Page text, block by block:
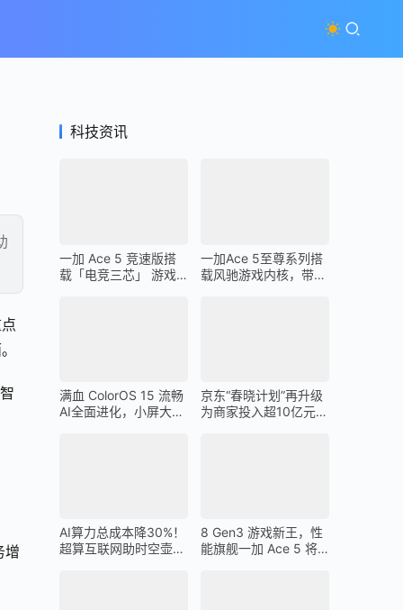
增
科技资讯
一加 Ace 5 竞速版搭
载「电竞三芯」 游戏
一加Ace 5至尊系列搭
载风驰游戏内核，带来
满血 ColorOS 15 流畅
AI全面进化，小屏大魔
京东“春晓计划”再升级
为商家投入超10亿元广
AI算力总成本降30%！
超算互联网助时空壶高
8 Gen3 游戏新王，性
能旗舰一加 Ace 5 将